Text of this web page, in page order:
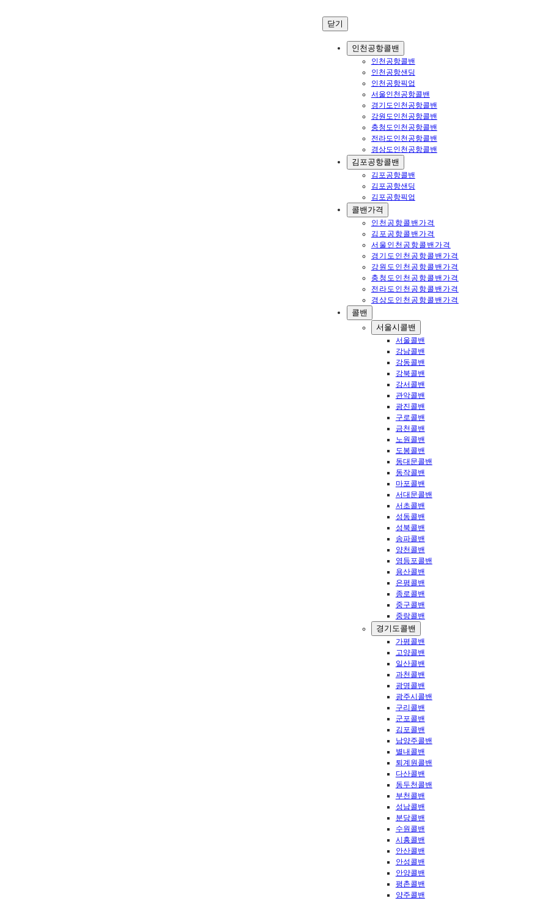
닫기
인천공항콜밴
인천공항콜밴
인천공항샌딩
인천공항픽업
서울인천공항콜밴
경기도인천공항콜밴
강원도인천공항콜밴
충청도인천공항콜밴
전라도인천공항콜밴
경상도인천공항콜밴
김포공항콜밴
김포공항콜밴
김포공항샌딩
김포공항픽업
콜밴가격
인천공항콜밴가격
김포공항콜밴가격
서울인천공항콜밴가격
경기도인천공항콜밴가격
강원도인천공항콜밴가격
충청도인천공항콜밴가격
전라도인천공항콜밴가격
경상도인천공항콜밴가격
콜밴
서울시콜밴
서울콜밴
강남콜밴
강동콜밴
강북콜밴
강서콜밴
관악콜밴
광진콜밴
구로콜밴
금천콜밴
노원콜밴
도봉콜밴
동대문콜밴
동작콜밴
마포콜밴
서대문콜밴
서초콜밴
성동콜밴
성북콜밴
송파콜밴
양천콜밴
영등포콜밴
용산콜밴
은평콜밴
종로콜밴
중구콜밴
중랑콜밴
경기도콜밴
가평콜밴
고양콜밴
일산콜밴
과천콜밴
광명콜밴
광주시콜밴
구리콜밴
군포콜밴
김포콜밴
남양주콜밴
별내콜밴
퇴계원콜밴
다산콜밴
동두천콜밴
부천콜밴
성남콜밴
분당콜밴
수원콜밴
시흥콜밴
안산콜밴
안성콜밴
안양콜밴
평촌콜밴
양주콜밴